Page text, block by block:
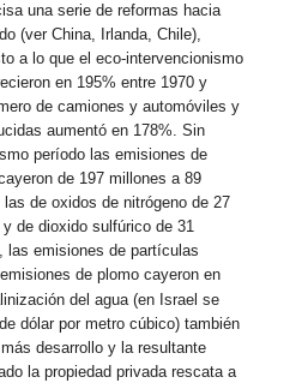
una serie de reformas hacia
(ver China, Irlanda, Chile),
a lo que el eco-intervencionismo
en 195% entre 1970 y
de camiones y automóviles y
aumentó en 178%. Sin
período las emisiones de
de 197 millones a 89
de oxidos de nitrógeno de 27
de dioxido sulfúrico de 31
las emisiones de partículas
de plomo cayeron en
del agua (en Israel se
dólar por metro cúbico) también
desarrollo y la resultante
la propiedad privada rescata a